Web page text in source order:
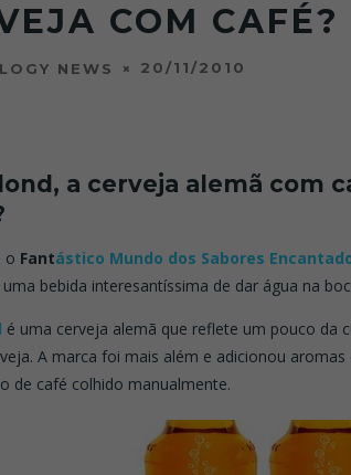
COM CAFÉ?
NEWS 20/11/2010
a cerveja alemã com
o Fantástico Mundo dos Sabores
uma bebida interesantíssima de dar água na
é uma cerveja alemã que reflete um pouco da
A marca foi mais além e adicionou
de café colhido manualmente.